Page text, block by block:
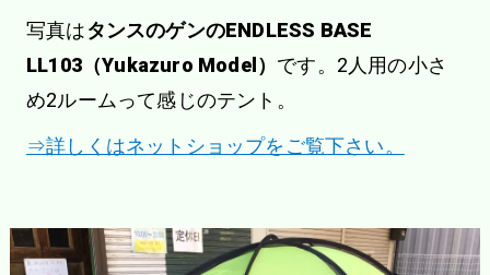
写真はタンスのゲンのENDLESS BASE
LL103（Yukazuro Model） です。2人用の小さ
め2ルームって感じのテント。
⇒詳しくはネットショップをご覧下さい。